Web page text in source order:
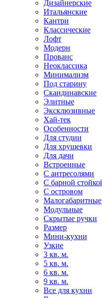
Дизайнерские
Итальянские
Кантри
Классические
Лофт
Модерн
Прованс
Неоклассика
Минимализм
Под старину
Скандинавские
Элитные
Эксклюзивные
Хай-тек
Особенности
Для студии
Для хрущевки
Для дачи
Встроенные
С антресолями
С барной
С островом
Малогабаритные
Модульные
Скрытые ручки
Размер
Мини-кухни
Узкие
3 кв. м.
5 кв. м.
6 кв. м.
9 кв. м.
Все для кухни